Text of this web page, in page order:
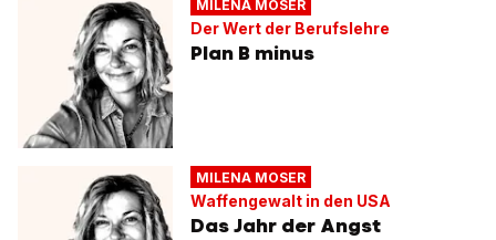
MILENA MOSER
Der Wert der Berufslehre
Plan B minus
MILENA MOSER
Waffengewalt in den USA
Das Jahr der Angst